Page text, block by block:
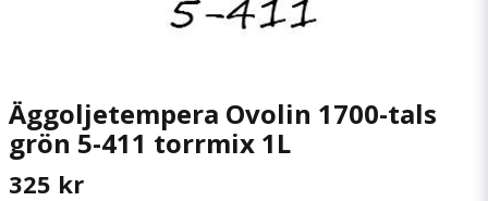
Äggoljetempera Ovolin 1700-tals
grön 5-411 torrmix 1L
325 kr